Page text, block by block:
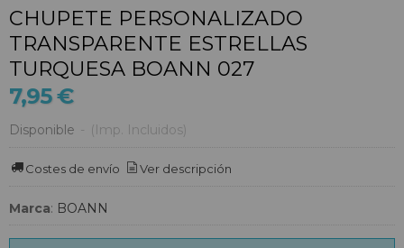
CHUPETE PERSONALIZADO
TRANSPARENTE ESTRELLAS
TURQUESA BOANN 027
7,95 €
Disponible - (Imp. Incluidos)
Costes de envío Ver descripción
Marca: BOANN